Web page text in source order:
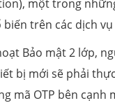
một trong
trên các dịch vụ
Bảo mật 2 lớp,
bị mới sẽ phải
mã OTP bên cạnh